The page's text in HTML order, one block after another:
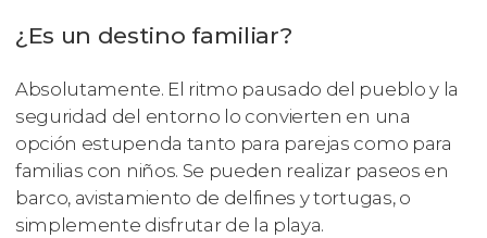
¿Es un destino familiar?
Absolutamente. El ritmo pausado del pueblo y la
seguridad del entorno lo convierten en una
opción estupenda tanto para parejas como para
familias con niños. Se pueden realizar paseos en
barco, avistamiento de delfines y tortugas, o
simplemente disfrutar de la playa.